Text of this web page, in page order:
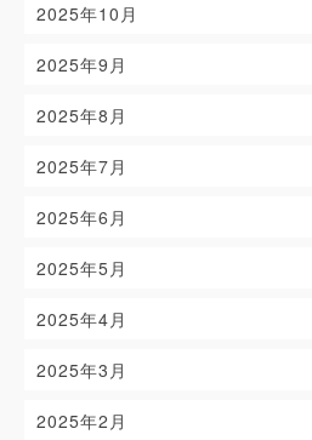
2025年10月
2025年9月
2025年8月
2025年7月
2025年6月
2025年5月
2025年4月
2025年3月
2025年2月